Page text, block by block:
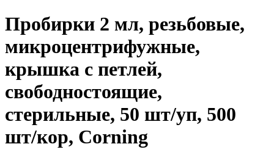
Пробирки 2 мл, резьбовые,
микроцентрифужные,
крышка с петлей,
свободностоящие,
стерильные, 50 шт/уп, 500
шт/кор, Corning